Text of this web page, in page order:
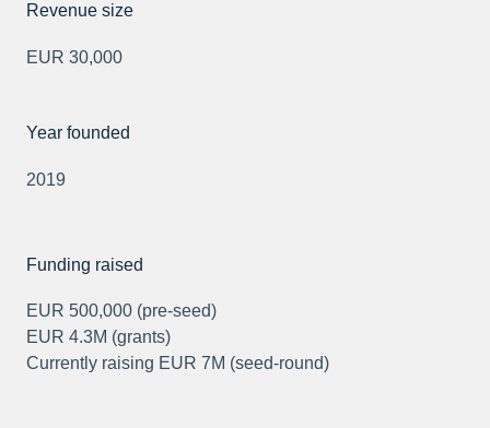
Revenue size
EUR 30,000
Year founded
2019
Funding raised
EUR 500,000 (pre-seed)
EUR 4.3M (grants)
Currently raising EUR 7M (seed-round)